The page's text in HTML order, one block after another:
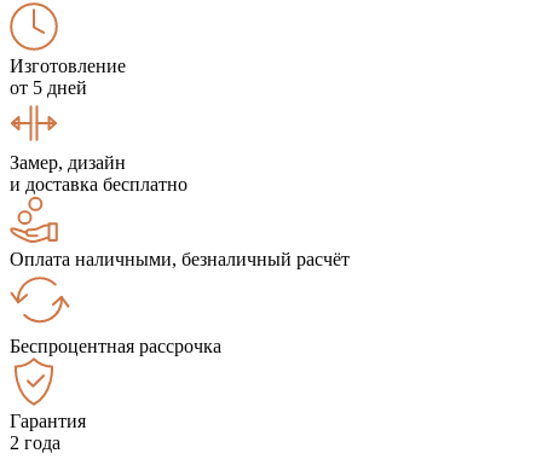
Изготовление
от 5 дней
Замер, дизайн
и доставка бесплатно
Оплата наличными, безналичный расчёт
Беспроцентная рассрочка
Гарантия
2 года